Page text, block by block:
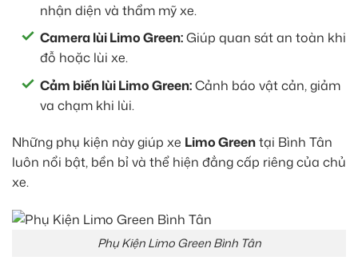
nhận diện và thẩm mỹ xe.
Camera lùi Limo Green:Giúp quan sát an toàn khi
đỗ hoặc lùi xe.
Cảm biến lùi Limo Green:Cảnh báo vật cản, giảm
va chạm khi lùi.
Những phụ kiện này giúp xe Limo Greentại Bình Tân
luôn nổi bật, bền bỉ và thể hiện đẳng cấp riêng của chủ
xe.
Phụ Kiện Limo Green Bình Tân